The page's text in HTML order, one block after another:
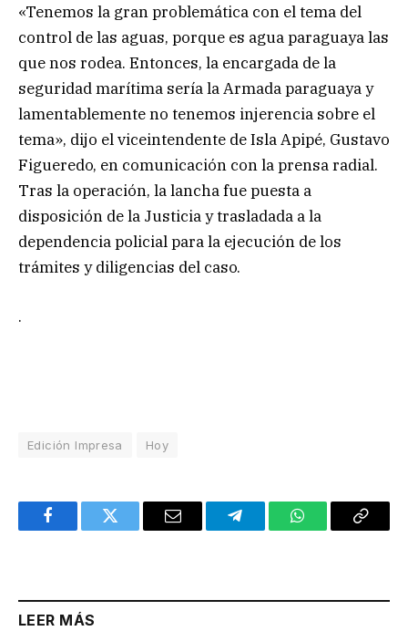
«Tenemos la gran problemática con el tema del
control de las aguas, porque es agua paraguaya las
que nos rodea. Entonces, la encargada de la
seguridad marítima sería la Armada paraguaya y
lamentablemente no tenemos injerencia sobre el
tema», dijo el viceintendente de Isla Apipé, Gustavo
Figueredo, en comunicación con la prensa radial.
Tras la operación, la lancha fue puesta a
disposición de la Justicia y trasladada a la
dependencia policial para la ejecución de los
trámites y diligencias del caso.
.
Edición Impresa Hoy
FacebookTwitter Email TelegramWhatsAppCopy
LEER MÁS